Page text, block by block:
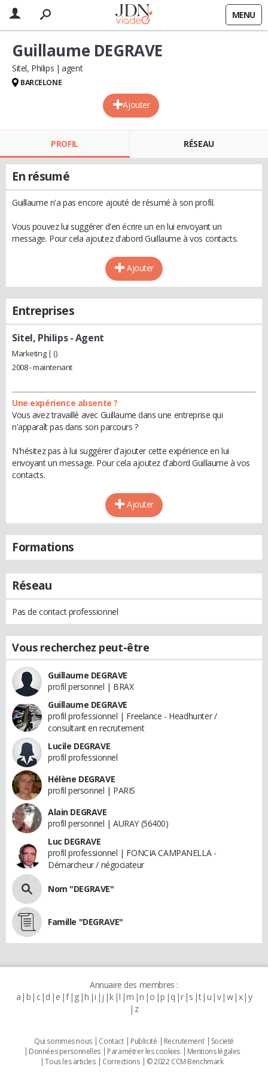
MENU
Ajouter
Guillaume DEGRAVE
Sitel, Philips agent
BARCELONE
PROFIL RÉSEAU
En résumé
Guillaume n'a pas encore ajouté de résumé à son profil.
Vous pouvez lui suggérer d'en écrire un en lui envoyant un
message. Pour cela ajoutez d'abord Guillaume à vos contacts.
Ajouter
Entreprises
Sitel, Philips- Agent
Marketing | ()
2008 - maintenant
Une expérience absente ?
Vous avez travaillé avec Guillaume dans une entreprise qui
n'apparaît pas dans son parcours ?
N'hésitez pas à lui suggérer d'ajouter cette expérience en lui
envoyant un message. Pour cela ajoutez d'abord Guillaume à vos
contacts.
Ajouter
Formations
Réseau
Pas de contact professionnel
Vous recherchez peut-être
Guillaume DEGRAVE
profil personnel | BRAX
Guillaume DEGRAVE
profil professionnel | Freelance - Headhunter /
consultant en recrutement
Lucile DEGRAVE
profil professionnel
Hélène DEGRAVE
profil personnel | PARIS
Alain DEGRAVE
profil personnel | AURAY (56400)
Luc DEGRAVE
profil professionnel | FONCIA CAMPANELLA -
Démarcheur / négociateur
Nom "DEGRAVE"
Famille "DEGRAVE"
Annuaire des membres :
a b c d e f g h i j k l m n o p q r s t u v w x y
z
Qui sommes nous Contact Publicité Recrutement
Societé
Données personnelles
Paramétrer les cookies
Mentions légales
Tous les articles
Corrections © 2022 CCM Benchmark